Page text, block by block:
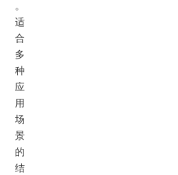
。
适
合
多
种
应
用
场
景
的
结